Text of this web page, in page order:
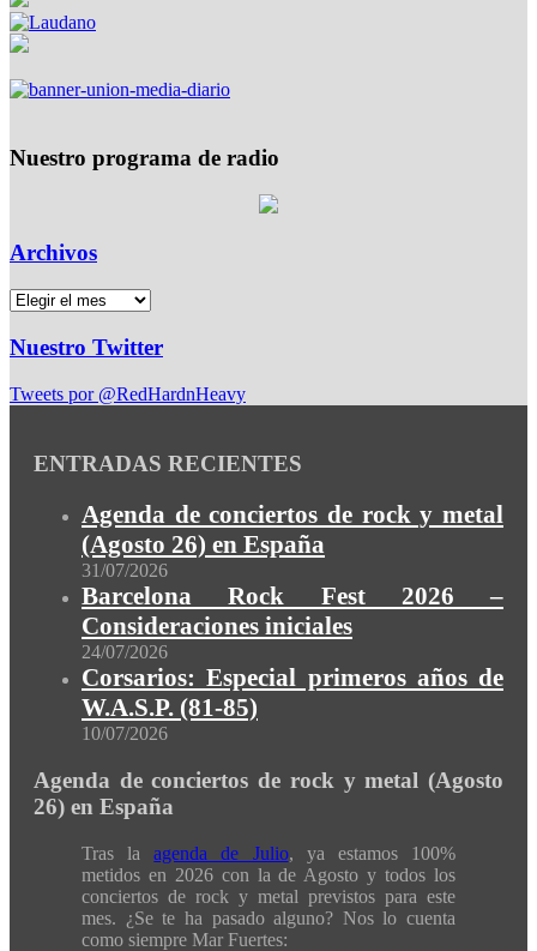
Nuestro programa de radio
Archivos
Nuestro Twitter
Tweets por @RedHardnHeavy
ENTRADAS RECIENTES
Agenda de conciertos de rock y metal
(Agosto 26) en España
31/07/2026
Barcelona Rock Fest 2026 –
Consideraciones iniciales
24/07/2026
Corsarios: Especial primeros años de
W.A.S.P. (81-85)
10/07/2026
Agenda de conciertos de rock y metal (Agosto
26) en España
Tras laagenda de Julio, ya estamos 100%
metidos en 2026 con la de Agosto y todos los
conciertos de rock y metal previstos para este
mes. ¿Se te ha pasado alguno? Nos lo cuenta
como siempre Mar Fuertes: